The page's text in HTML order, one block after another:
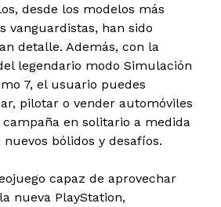
desde los modelos más
vanguardistas, han sido
detalle. Además, con la
legendario modo Simulación
7, el usuario puedes
pilotar o vender automóviles
en solitario a medida
bólidos y desafíos.
capaz de aprovechar
nueva PlayStation,